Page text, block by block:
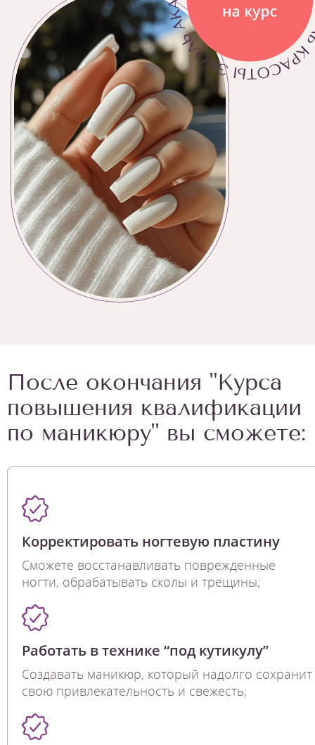
После окончания "Курса
повышения квалификации
по маникюру" вы сможете:
Корректировать ногтевую пластину
Сможете восстанавливать поврежденные
ногти, обрабатывать сколы и трещины;
Работать в технике “под кутикулу”
Создавать маникюр, который надолго сохранит
свою привлекательность и свежесть;